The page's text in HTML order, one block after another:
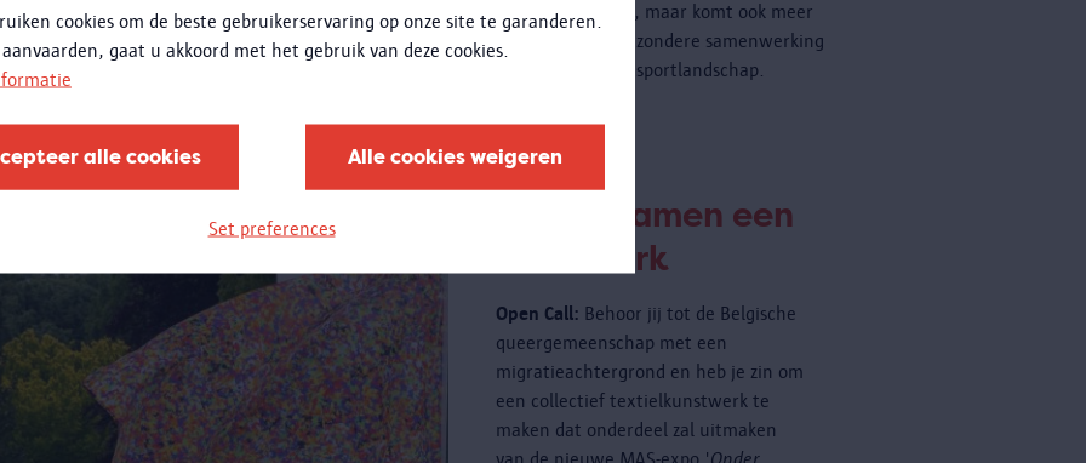
cookies om de beste gebruikerservaring op onze site te garanderen.
gaat u akkoord met het gebruik van deze cookies.
alle cookies Alle cookies weigeren
Set preferences
de objecten kennen, maar komt ook meer
te weten over de bijzondere samenwerking
met het Antwerpse sportlandschap.
Creëer samen een
kunstwerk
Open Call: Behoor jij tot de Belgische
queergemeenschap met een
migratieachtergrond en heb je zin om
een collectief textielkunstwerk te
maken dat onderdeel zal uitmaken